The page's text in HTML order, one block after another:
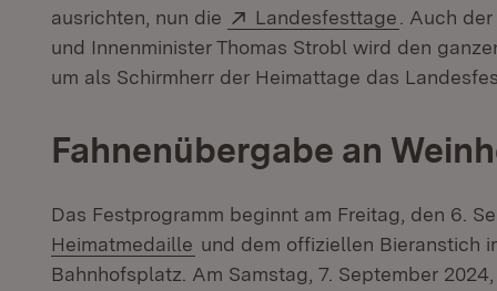
ausrichten, nun die
Extern:
Landesfesttage (Öffnet in
. Auch
und Innenminister Thomas Strobl wird den
um als Schirmherr der Heimattage das
Fahnenübergabe an
Das Festprogramm beginnt am Freitag, den 6.
Heimatmedaille und dem offiziellen Bieranstich
Bahnhofsplatz. Am Samstag, 7. September